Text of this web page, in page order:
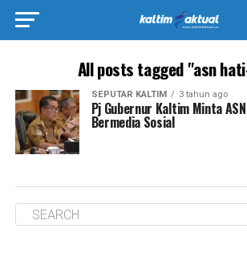
All posts tagged "asn
SEPUTAR KALTIM 3 tahun ago
Pj Gubernur Kaltim Minta
Bermedia Sosial